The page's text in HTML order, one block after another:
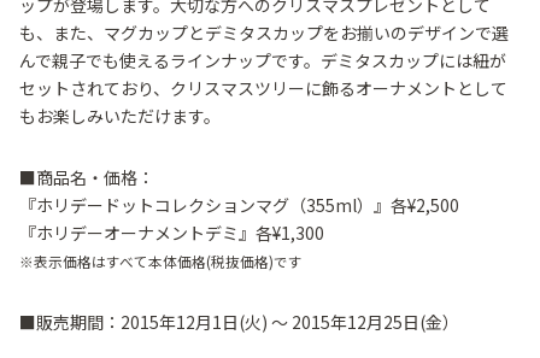
も、また、マグカップとデミタスカップをお揃いのデザインで選
んで親子でも使えるラインナップです。デミタスカップには紐が
セットされており、クリスマスツリーに飾るオーナメントとして
もお楽しみいただけます。
■商品名・価格：
『ホリデードットコレクションマグ（355ml）』各¥2,500
『ホリデーオーナメントデミ』各¥1,300
※表示価格はすべて本体価格(税抜価格)です
■販売期間：2015年12月1日(火) ～ 2015年12月25日(金）